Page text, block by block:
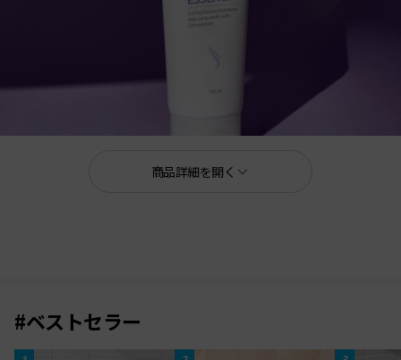
スタイリング
商品詳細を開く
#ベストセラー